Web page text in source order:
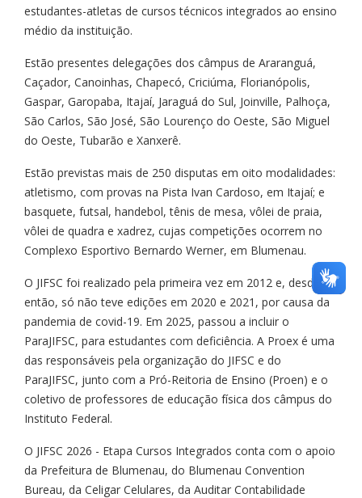
estudantes-atletas de cursos técnicos integrados ao ensino
médio da instituição.
Estão presentes delegações dos câmpus de Araranguá,
Caçador, Canoinhas, Chapecó, Criciúma, Florianópolis,
Gaspar, Garopaba, Itajaí, Jaraguá do Sul, Joinville, Palhoça,
São Carlos, São José, São Lourenço do Oeste, São Miguel
do Oeste, Tubarão e Xanxerê.
Estão previstas mais de 250 disputas em oito modalidades:
atletismo, com provas na Pista Ivan Cardoso, em Itajaí; e
basquete, futsal, handebol, tênis de mesa, vôlei de praia,
vôlei de quadra e xadrez, cujas competições ocorrem no
Complexo Esportivo Bernardo Werner, em Blumenau.
O JIFSC foi realizado pela primeira vez em 2012 e, desde
então, só não teve edições em 2020 e 2021, por causa da
pandemia de covid-19. Em 2025, passou a incluir o
ParaJIFSC, para estudantes com deficiência. A Proex é uma
das responsáveis pela organização do JIFSC e do
ParaJIFSC, junto com a Pró-Reitoria de Ensino (Proen) e o
coletivo de professores de educação física dos câmpus do
Instituto Federal.
O JIFSC 2026 - Etapa Cursos Integrados conta com o apoio
da Prefeitura de Blumenau, do Blumenau Convention
Bureau, da Celigar Celulares, da Auditar Contabilidade